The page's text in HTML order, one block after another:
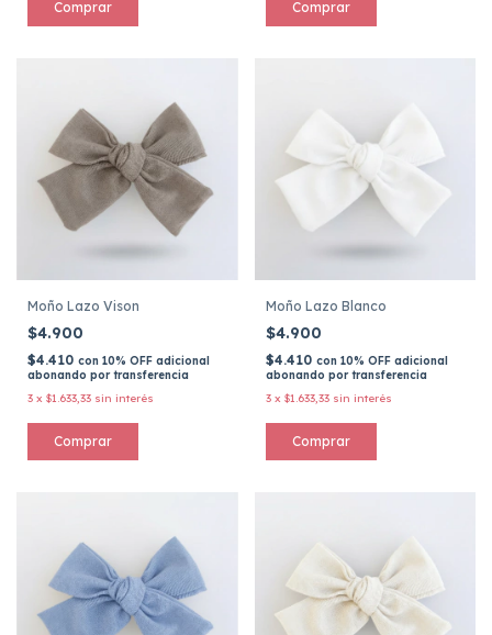
Moño Lazo Vison
$4.900
$4.410 con 10% OFF adicional
abonando por transferencia
3 x $1.633,33 sin interés
Moño Lazo Blanco
$4.900
$4.410 con 10% OFF adicional
abonando por transferencia
3 x $1.633,33 sin interés